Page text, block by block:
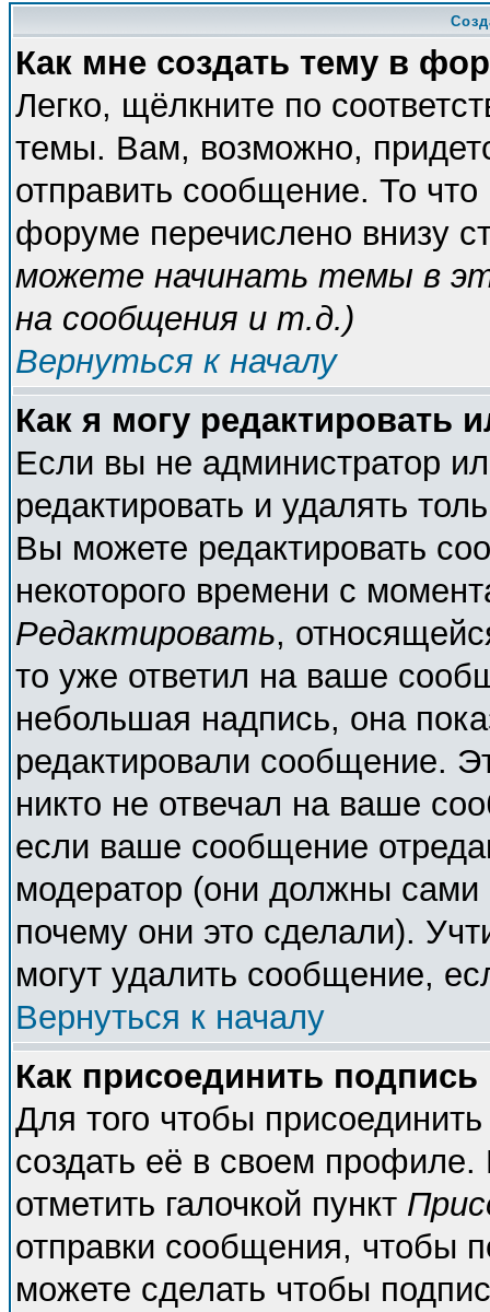
Как мне создать тему в
Легко, щёлкните по
темы. Вам, возможно,
отправить сообщение. То
форуме перечислено внизу
можете начинать темы в
на сообщения и т.д.)
Вернуться к началу
Как я могу редактировать
Если вы не администратор
редактировать и удалять
Вы можете редактировать
некоторого времени с
Редактировать,
то уже ответил на ваше
небольшая надпись, она
редактировали сообщение.
никто не отвечал на ваше
если ваше сообщение
модератор (они должны сами
почему они это сделали).
могут удалить сообщение,
Вернуться к началу
Как присоединить
Для того чтобы
создать её в своем
отметить галочкой пункт
отправки сообщения, чтобы
можете сделать чтобы